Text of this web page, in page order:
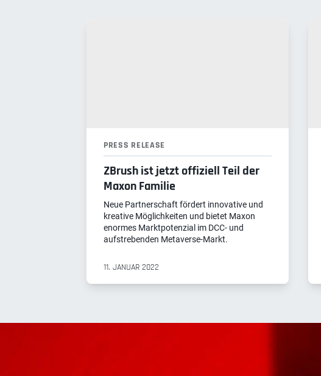
PRESS RELEASE
ZBrush ist jetzt offiziell Teil der
Maxon Familie
Neue Partnerschaft fördert innovative und
kreative Möglichkeiten und bietet Maxon
enormes Marktpotenzial im DCC- und
aufstrebenden Metaverse-Markt.
11. JANUAR 2022